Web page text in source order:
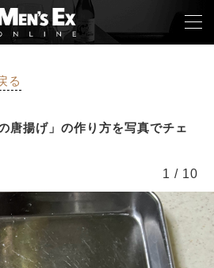
る
唐揚げ」の作り方を写真でチェ
1 / 10